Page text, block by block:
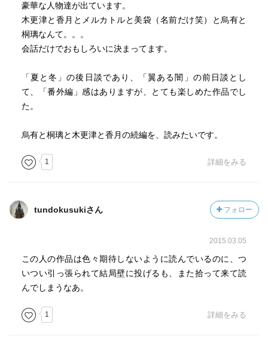
豪華な人物達が出ています。
木更津と香月とメルカトルと美袋（名前だけ笑）と烏有と
桐璃なんて。。。
会話だけでおもしろいに決まってます。
「夏と冬」の後日談であり、「翼ある闇」の前日談とし
て、「番外編」感はありますが、とても楽しめた作品でし
た。
烏有と桐璃と木更津と香月の続編を、読みたいです。
1 詳細をみる
tundokusukiさん フォロー
2015.03.05
この人の作品は色々期待しないように読んでいるのに、つ
いつい引っ張られて結局壁に投げるも、また拾って来て読
んでしまうなあ。
1 詳細をみる